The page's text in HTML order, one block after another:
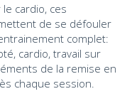
cardio, ces
de se défouler
complet:
cardio, travail sur
de la remise en
chaque session.